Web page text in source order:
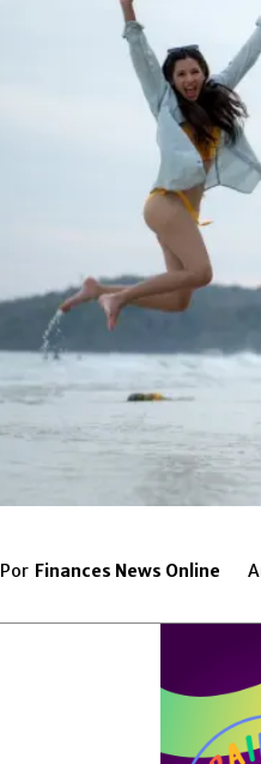
Por Finances News Online